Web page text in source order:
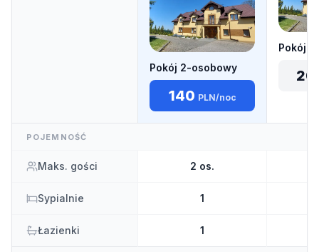
Pokój 2-osobowy
140 PLN/noc
Pokój
POJEMNOŚĆ
Maks. gości 2 os.
Sypialnie 1
Łazienki 1